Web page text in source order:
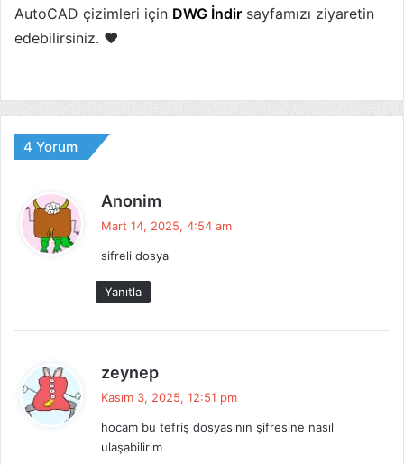
AutoCAD çizimleri için DWG İndir sayfamızı ziyaretin
edebilirsiniz. ❤
4 Yorum
Anonim
e
i
Mart 14, 2025, 4:54 am
sifreli dosya
Yanıtla
zeynep
e
i
k
Kasım 3, 2025, 12:51 pm
hocam bu tefriş dosyasının şifresine nasıl
ulaşabilirim